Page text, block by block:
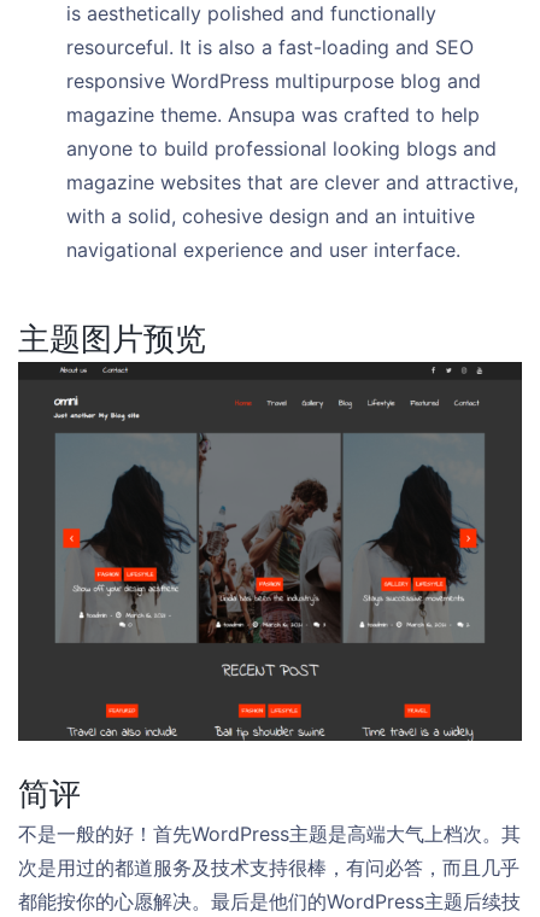
is aesthetically polished and functionally
resourceful. It is also a fast-loading and SEO
responsive WordPress multipurpose blog and
magazine theme. Ansupa was crafted to help
anyone to build professional looking blogs and
magazine websites that are clever and attractive,
with a solid, cohesive design and an intuitive
navigational experience and user interface.
主题图片预览
简评
不是一般的好！首先WordPress主题是高端大气上档次。其
次是用过的都道服务及技术支持很棒，有问必答，而且几乎
都能按你的心愿解决。最后是他们的WordPress主题后续技